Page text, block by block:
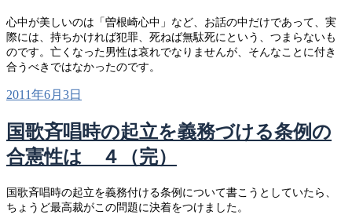
心中が美しいのは「曽根崎心中」など、お話の中だけであって、実
際には、持ちかければ犯罪、死ねば無駄死にという、つまらないも
のです。亡くなった男性は哀れでなりませんが、そんなことに付き
合うべきではなかったのです。
投
日:
2011年6月3日
国歌斉唱時の起立を義務づける条例の
合憲性は ４（完）
国歌斉唱時の起立を義務付ける条例について書こうとしていたら、
ちょうど最高裁がこの問題に決着をつけました。